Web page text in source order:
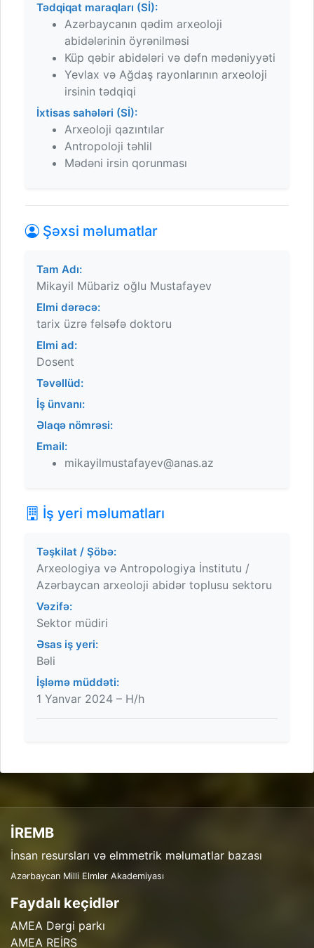
Tədqiqat maraqları (Sİ):
Azərbaycanın qədim arxeoloji
abidələrinin öyrənilməsi
Küp qəbir abidələri və dəfn mədəniyyəti
Yevlax və Ağdaş rayonlarının arxeoloji
irsinin tədqiqi
İxtisas sahələri (Sİ):
Arxeoloji qazıntılar
Antropoloji təhlil
Mədəni irsin qorunması
Şəxsi məlumatlar
Tam Adı:
Mikayil Mübariz oğlu Mustafayev
Elmi dərəcə:
tarix üzrə fəlsəfə doktoru
Elmi ad:
Dosent
Təvəllüd:
İş ünvanı:
Əlaqə nömrəsi:
Email:
mikayilmustafayev@anas.az
İş yeri məlumatları
Təşkilat / Şöbə:
Arxeologiya və Antropologiya İnstitutu /
Azərbaycan arxeoloji abidər toplusu sektoru
Vəzifə:
Sektor müdiri
Əsas iş yeri:
Bəli
İşləmə müddəti:
1 Yanvar 2024 – H/h
İREMB
İnsan resursları və elmmetrik məlumatlar bazası
Azərbaycan Milli Elmlər Akademiyası
Faydalı keçidlər
AMEA Dərgi parkı
AMEA REİRS